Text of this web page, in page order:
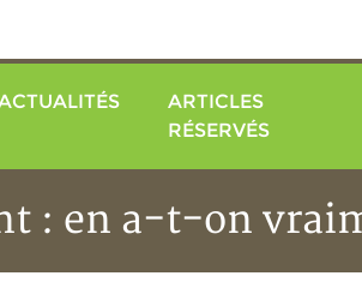
ARTICLES
RÉSERVÉS
: en a-t-on